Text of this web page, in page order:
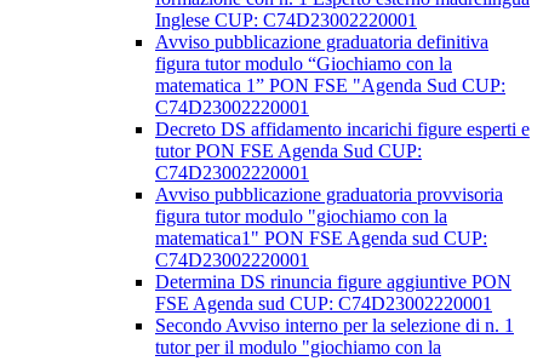
Inglese CUP: C74D23002220001
Avviso pubblicazione graduatoria definitiva
figura tutor modulo “Giochiamo con la
matematica 1” PON FSE "Agenda Sud CUP:
C74D23002220001
Decreto DS affidamento incarichi figure esperti e
tutor PON FSE Agenda Sud CUP:
C74D23002220001
Avviso pubblicazione graduatoria provvisoria
figura tutor modulo "giochiamo con la
matematica1" PON FSE Agenda sud CUP:
C74D23002220001
Determina DS rinuncia figure aggiuntive PON
FSE Agenda sud CUP: C74D23002220001
Secondo Avviso interno per la selezione di n. 1
tutor per il modulo "giochiamo con la